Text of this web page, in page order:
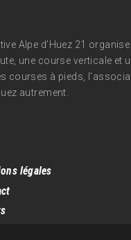
Alpe d’Huez 21
une course verticale et
courses à pieds,
autrement.
légales